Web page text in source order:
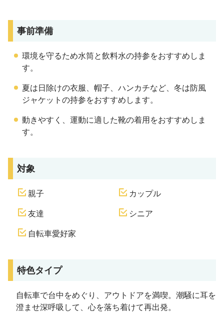
事前準備
環境を守るため水筒と飲料水の持参をおすすめしま
す。
夏は日除けの衣服、帽子、ハンカチなど、冬は防風
ジャケットの持参をおすすめします。
動きやすく、運動に適した靴の着用をおすすめしま
す。
対象
親子
カップル
友達
シニア
自転車愛好家
特色タイプ
自転車で台中をめぐり、アウトドアを満喫。潮騒に耳を
澄ませ深呼吸して、心を落ち着けて再出発。